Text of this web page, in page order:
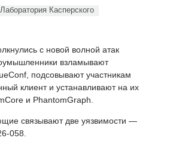
Лаборатория Касперского
с новой волной атак
взламывают
подсовывают участникам
клиент и устанавливают на их
и PhantomGraph.
связывают две уязвимости —
058.